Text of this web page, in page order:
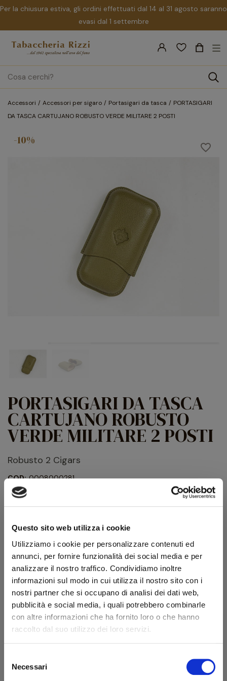
Questo sito web utilizza i cookie
Utilizziamo i cookie per personalizzare contenuti ed
annunci, per fornire funzionalità dei social media e per
analizzare il nostro traffico. Condividiamo inoltre
informazioni sul modo in cui utilizza il nostro sito con i
nostri partner che si occupano di analisi dei dati web,
pubblicità e social media, i quali potrebbero combinarle
con altre informazioni che ha fornito loro o che hanno
raccolto dal suo utilizzo dei loro servizi.
delNecessari
Per la chiusura estiva, gli ordini effettuati dal 14 al 31 agosto saranno
evasi dal 1 settembre
search
☰
Accessori Accessori per sigaro Portasigari da tasca
PORTASIGARI
DA TASCA CARTUJANO ROBUSTO VERDE MILITARE 2 POSTI
favorite_border
-10%
PORTASIGARI DA TASCA
CARTUJANO ROBUSTO
VERDE MILITARE 2 POSTI
Robusto 2 Cigars
COD: 0008000281
Marca:
104,00 € 93,60 € IVA inclusa
76,72 € IVA esclusa
Quantità
AGGIUNGI AL CARRELLO
Scheda tecnica